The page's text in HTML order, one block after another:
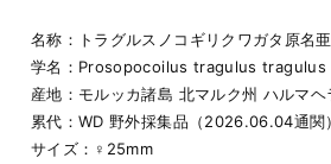
名称：トラグルスノコギリクワガタ原名
学名：Prosopocoilus tragulus tragulus
産地：モルッカ諸島 北マルク州 ハルマヘ
累代：WD 野外採集品（2026.06.04通関）
サイズ：♀25mm